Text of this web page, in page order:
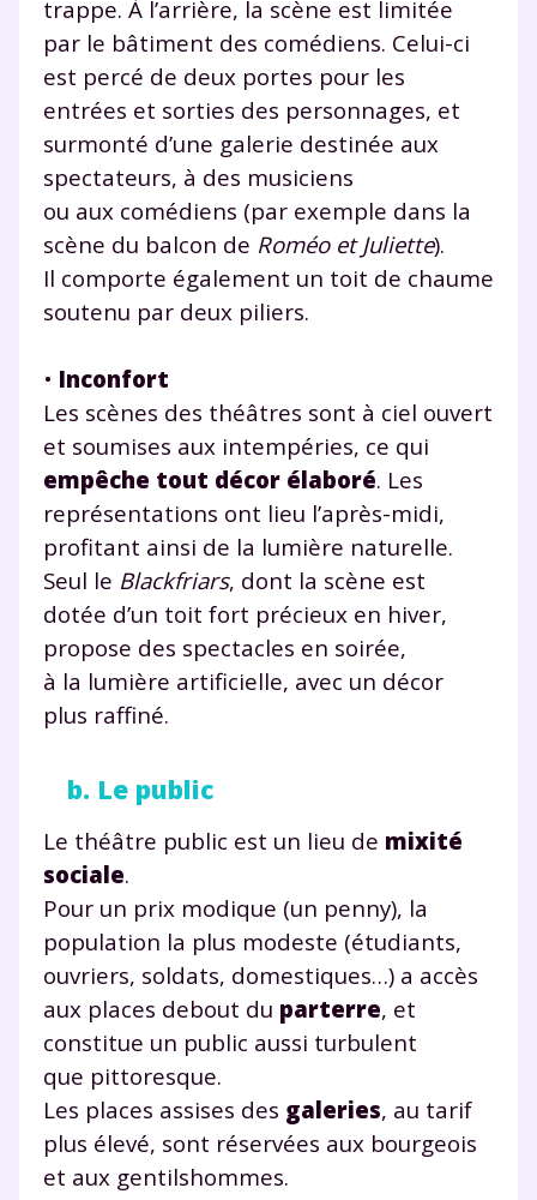
trappe. À l’arrière, la scène est limitée
par le bâtiment des comédiens. Celui-ci
est percé de deux portes pour les
entrées et sorties des personnages, et
surmonté d’une galerie destinée aux
spectateurs, à des musiciens
ou aux comédiens (par exemple dans la
scène du balcon de Roméo et Juliette).
Il comporte également un toit de chaume
soutenu par deux piliers.
• Inconfort
Les scènes des théâtres sont à ciel ouvert
et soumises aux intempéries, ce qui
empêche tout décor élaboré. Les
représentations ont lieu l’après-midi,
profitant ainsi de la lumière naturelle.
Seul le Blackfriars, dont la scène est
dotée d’un toit fort précieux en hiver,
propose des spectacles en soirée,
à la lumière artificielle, avec un décor
plus raffiné.
b. Le public
Le théâtre public est un lieu de mixité
sociale.
Pour un prix modique (un penny), la
population la plus modeste (étudiants,
ouvriers, soldats, domestiques…) a accès
aux places debout du parterre, et
constitue un public aussi turbulent
que pittoresque.
Les places assises des galeries, au tarif
plus élevé, sont réservées aux bourgeois
et aux gentilshommes.